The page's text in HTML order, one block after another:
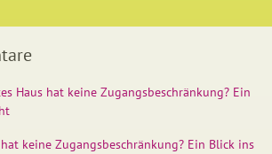
Haus hat keine Zugangsbeschränkung? Ein
keine Zugangsbeschränkung? Ein Blick ins